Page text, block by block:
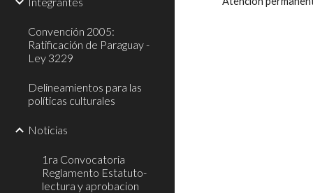
Convención 2005:
Ratificación de Paraguay -
Ley 3229
Delineamientos para las
políticas culturales
Noticias
1ra Convocatoria
Reglamento Estatuto-
lectura y aprobacion